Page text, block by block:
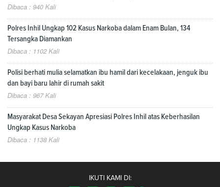
Dibaca : 940 Kali
Polres Inhil Ungkap 102 Kasus Narkoba dalam Enam Bulan, 134
Tersangka Diamankan
Dibaca : 1102 Kali
Polisi berhati mulia selamatkan ibu hamil dari kecelakaan, jenguk ibu
dan bayi baru lahir di rumah sakit
Dibaca : 967 Kali
Masyarakat Desa Sekayan Apresiasi Polres Inhil atas Keberhasilan
Ungkap Kasus Narkoba
Dibaca : 1138 Kali
IKUTI KAMI DI: